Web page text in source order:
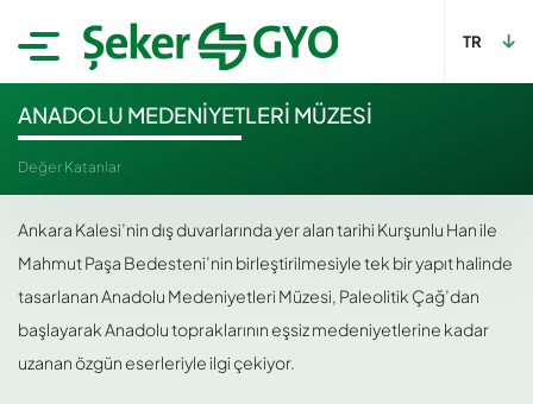
TR
ANADOLU MEDENİYETLERİ MÜZESİ
Değer Katanlar
Ankara Kalesi’nin dış duvarlarında yer alan tarihi Kurşunlu Han ile
Mahmut Paşa Bedesteni’nin birleştirilmesiyle tek bir yapıt halinde
tasarlanan Anadolu Medeniyetleri Müzesi, Paleolitik Çağ’dan
başlayarak Anadolu topraklarının eşsiz medeniyetlerine kadar
uzanan özgün eserleriyle ilgi çekiyor.